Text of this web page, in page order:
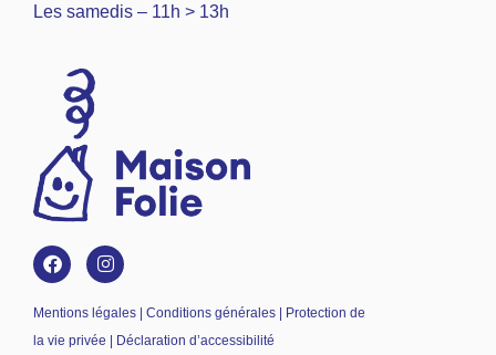
Les samedis – 11h > 13h
Mentions légales | Conditions générales | Protection de
la vie privée | Déclaration d’accessibilité